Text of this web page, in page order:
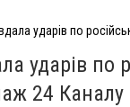
ударів по
ударів по
24 Каналу